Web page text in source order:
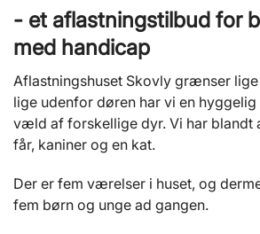
- et aflastningstilbud for
med handicap
Aflastningshuset Skovly grænser
lige udenfor døren har vi en
væld af forskellige dyr. Vi har blandt
får, kaniner og en kat.
Der er fem værelser i huset, og
fem børn og unge ad gangen.